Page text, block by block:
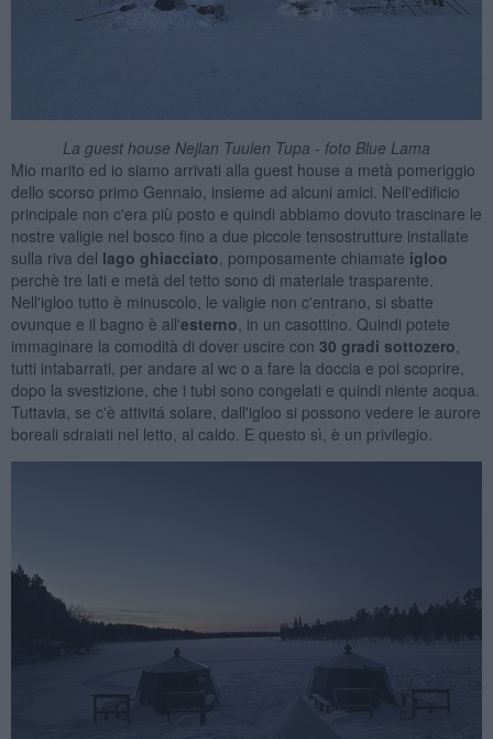
La guest house Nejlan Tuulen Tupa - foto Blue Lama
Mio marito ed io siamo arrivati alla guest house a metà pomeriggio
dello scorso primo Gennaio, insieme ad alcuni amici. Nell'edificio
principale non c'era più posto e quindi abbiamo dovuto trascinare le
nostre valigie nel bosco fino a due piccole tensostrutture installate
sulla riva del lago ghiacciato , pomposamente chiamate igloo
perchè tre lati e metà del tetto sono di materiale trasparente.
Nell'igloo tutto è minuscolo, le valigie non c'entrano, si sbatte
ovunque e il bagno è all'esterno , in un casottino. Quindi potete
immaginare la comodità di dover uscire con 30 gradi sottozero
tutti intabarrati, per andare al wc o a fare la doccia e poi scoprire,
dopo la svestizione, che i tubi sono congelati e quindi niente acqua.
Tuttavia, se c'è attivitá solare, dall'igloo si possono vedere le aurore
boreali sdraiati nel letto, al caldo. E questo sì, è un privilegio.